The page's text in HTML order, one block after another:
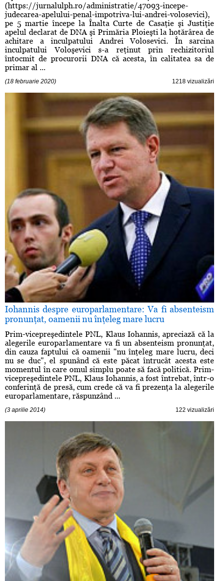
(https://jurnalulph.ro/administratie/47093-incepe-
judecarea-apelului-penal-impotriva-lui-andrei-volosevici),
pe 5 martie începe la Înalta Curte de Casaţie şi Justiţie
apelul declarat de DNA şi Primăria Ploieşti la hotărârea de
achitare a inculpatului Andrei Volosevici. În sarcina
inculpatului Voloşevici s-a reţinut prin rechizitoriul
întocmit de procurorii DNA că acesta, în calitatea sa de
primar al ...
(18 februarie 2020) 1218 vizualizări
Iohannis despre europarlamentare: Va fi absenteism
pronunţat, oamenii nu înţeleg mare lucru
Prim-vicepreşedintele PNL, Klaus Iohannis, apreciază că la
alegerile europarlamentare va fi un absenteism pronunţat,
din cauza faptului că oamenii "nu înţeleg mare lucru, deci
nu se duc", el spunând că este păcat întrucât acesta este
momentul în care omul simplu poate să facă politică. Prim-
vicepreşedintele PNL, Klaus Iohannis, a fost întrebat, într-o
conferinţă de presă, cum crede că va fi prezenţa la alegerile
europarlamentare, răspunzând ...
(3 aprilie 2014) 122 vizualizări